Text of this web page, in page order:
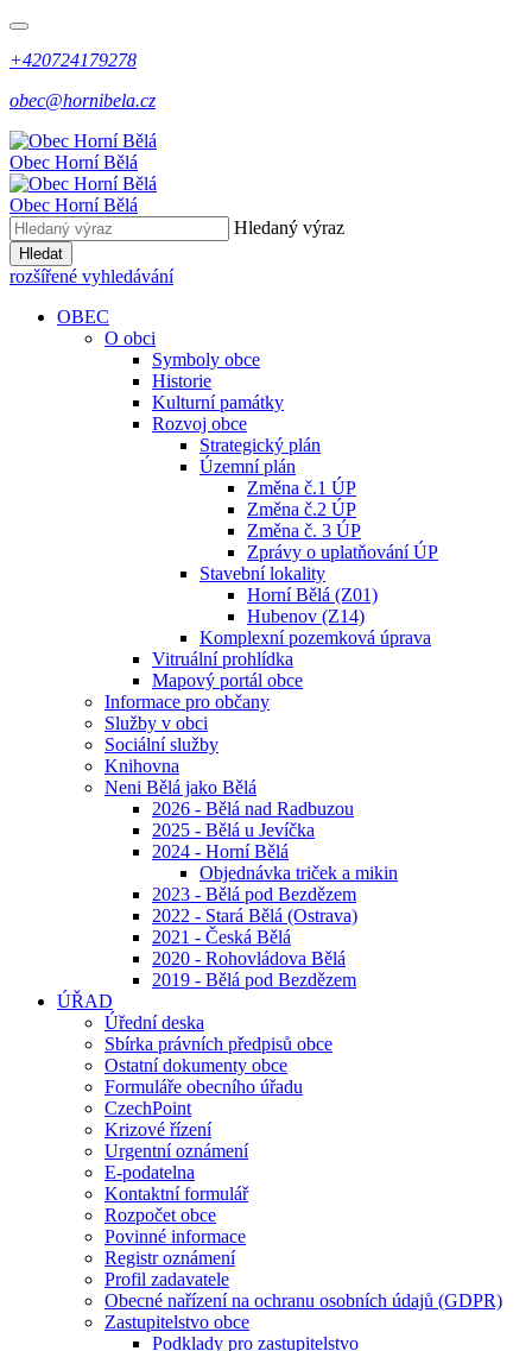
+420724179278
obec@hornibela.cz
Obec HorníBělá
Obec HorníBělá
Hledaný výraz
Hledat
rozšířené vyhledávání
OBEC
O obci
Symboly obce
Historie
Kulturní památky
Rozvoj obce
Strategický plán
Územní plán
Změna č.1 ÚP
Změna č.2 ÚP
Změna č. 3 ÚP
Zprávy o uplatňování ÚP
Stavební lokality
Horní Bělá (Z01)
Hubenov (Z14)
Komplexní pozemková úprava
Vitruální prohlídka
Mapový portál obce
Informace pro občany
Služby v obci
Sociální služby
Knihovna
Neni Bělá jako Bělá
2026 - Bělá nad Radbuzou
2025 - Bělá u Jevíčka
2024 - Horní Bělá
Objednávka triček a mikin
2023 - Bělá pod Bezdězem
2022 - Stará Bělá (Ostrava)
2021 - Česká Bělá
2020 - Rohovládova Bělá
2019 - Bělá pod Bezdězem
ÚŘAD
Úřední deska
Sbírka právních předpisů obce
Ostatní dokumenty obce
Formuláře obecního úřadu
CzechPoint
Krizové řízení
Urgentní oznámení
E-podatelna
Kontaktní formulář
Rozpočet obce
Povinné informace
Registr oznámení
Profil zadavatele
Obecné nařízení na ochranu osobních údajů (GDPR)
Zastupitelstvo obce
Podklady pro zastupitelstvo